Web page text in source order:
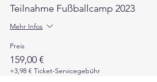
Teilnahme Fußballcamp 2023
Mehr Infos
Preis
159,00 €
+3,98 € Ticket-Servicegebühr